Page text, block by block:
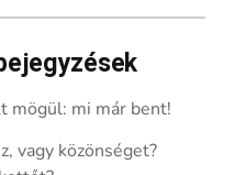
mögül: mi már bent!
vagy közönséget?